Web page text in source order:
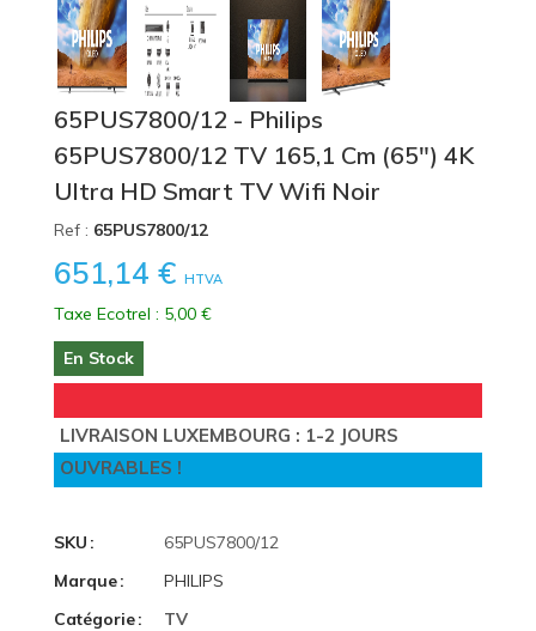
65PUS7800/12 - Philips
65PUS7800/12 TV 165,1 Cm (65") 4K
Ultra HD Smart TV Wifi Noir
Ref : 65PUS7800/12
651,14 € HTVA
Taxe Ecotrel : 5,00 €
En Stock
LIVRAISON LUXEMBOURG : 1-2 JOURS
OUVRABLES !
SKU
65PUS7800/12
Marque
PHILIPS
Catégorie
TV